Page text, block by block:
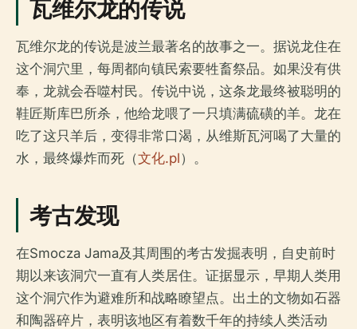
瓦维尔龙的传说
瓦维尔龙的传说是波兰最著名的故事之一。据说龙住在
这个洞穴里，每周都向镇民索要牲畜祭品。如果没有供
奉，龙就会吞噬村民。传说中说，这条龙最终被聪明的
鞋匠斯库巴所杀，他给龙喂了一只填满硫磺的羊。龙在
吃了这只羊后，变得非常口渴，从维斯瓦河喝了大量的
水，最终爆炸而死（文化.pl）。
考古发现
在Smocza Jama及其周围的考古发掘表明，自史前时
期以来该洞穴一直有人类居住。证据显示，早期人类用
这个洞穴作为避难所和战略瞭望点。出土的文物如石器
和陶器碎片，表明该地区有着数千年的持续人类活动